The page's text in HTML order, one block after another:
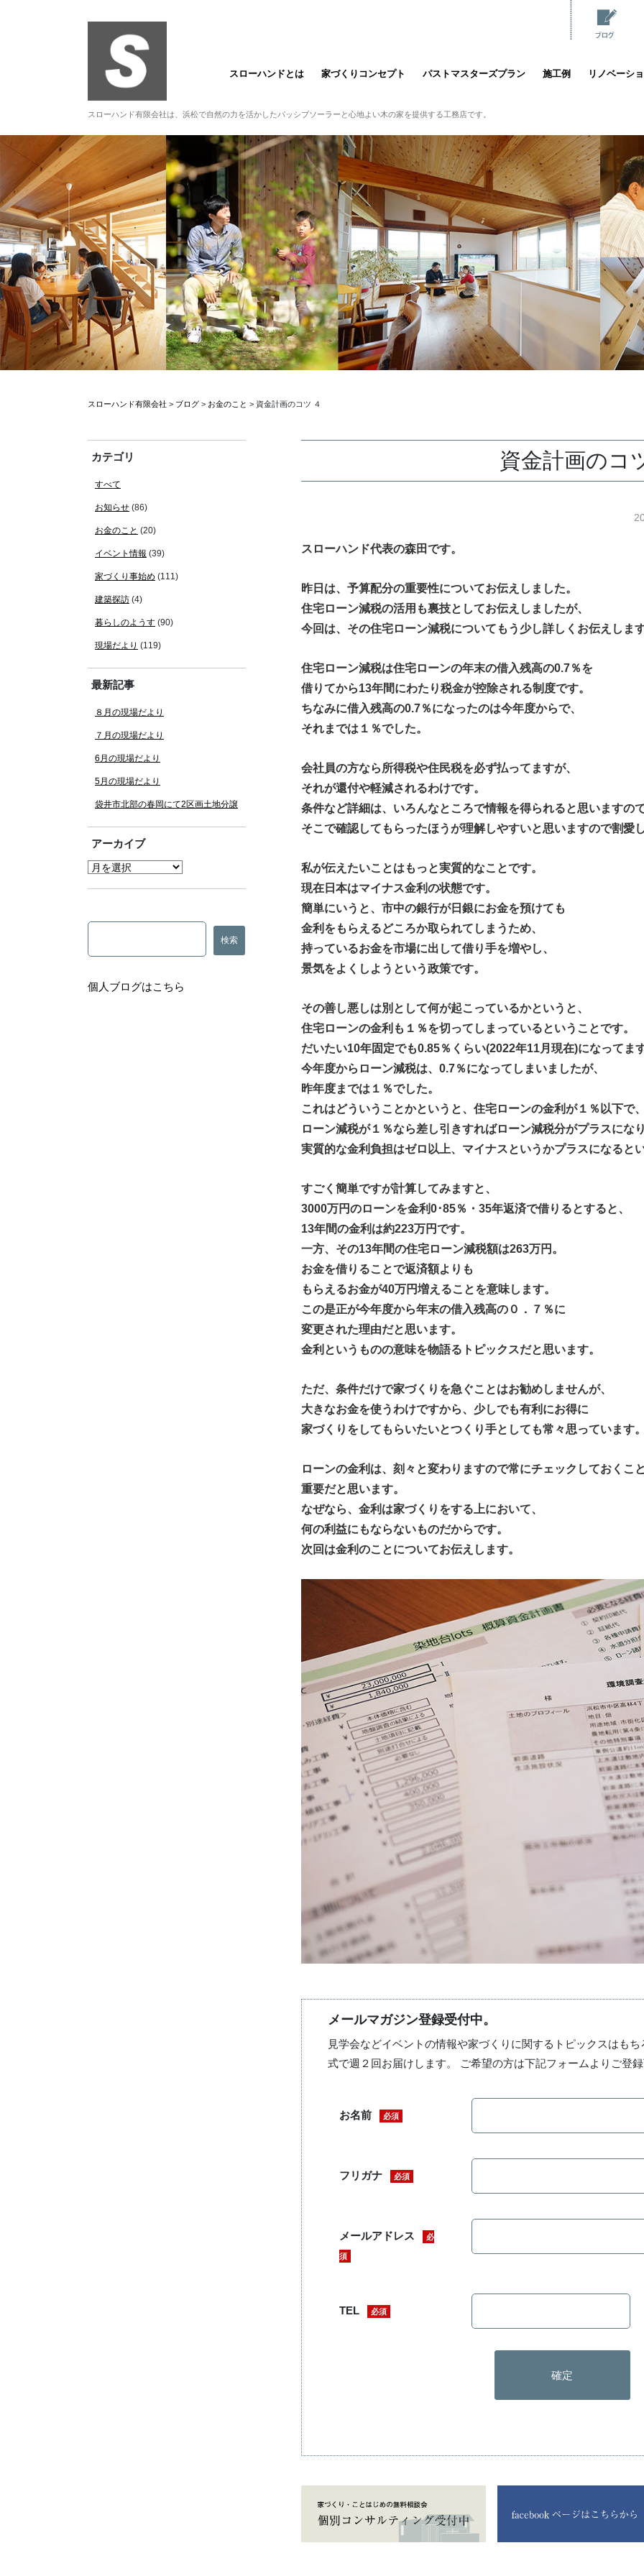
スローハンドとは 家づくりコンセプト パストマスターズプラン 施工例 リノベーシ
スローハンド有限会社は、浜松で自然の力を活かしたパッシブソーラーと心地よい木の家を提供する工務店です。
スローハンド有限会社 > ブログ > お金のこと > 資金計画のコツ ４
資金計画のコ
スローハンド代表の森田です。
昨日は、予算配分の重要性についてお伝えしました。
住宅ローン減税の活用も裏技としてお伝えしましたが、
今回は、その住宅ローン減税についてもう少し詳しくお伝えしま
住宅ローン減税は住宅ローンの年末の借入残高の0.7％を
借りてから13年間にわたり税金が控除される制度です。
ちなみに借入残高の0.7％になったのは今年度からで、
それまでは１％でした。
会社員の方なら所得税や住民税を必ず払ってますが、
それが還付や軽減されるわけです。
条件など詳細は、いろんなところで情報を得られると思いますの
そこで確認してもらったほうが理解しやすいと思いますので割愛
私が伝えたいことはもっと実質的なことです。
現在日本はマイナス金利の状態です。
簡単にいうと、市中の銀行が日銀にお金を預けても
金利をもらえるどころか取られてしまうため、
持っているお金を市場に出して借り手を増やし、
景気をよくしようという政策です。
その善し悪しは別として何が起こっているかというと、
住宅ローンの金利も１％を切ってしまっているということです。
だいたい10年固定でも0.85％くらい(2022年11月現在)になってま
今年度からローン減税は、0.7％になってしまいましたが、
昨年度までは１％でした。
これはどういうことかというと、住宅ローンの金利が１％以下で
ローン減税が１％なら差し引きすればローン減税分がプラスにな
実質的な金利負担はゼロ以上、マイナスというかプラスになると
すごく簡単ですが計算してみますと、
3000万円のローンを金利0･85％・35年返済で借りるとすると、
13年間の金利は約223万円です。
一方、その13年間の住宅ローン減税額は263万円。
お金を借りることで返済額よりも
もらえるお金が40万円増えることを意味します。
この是正が今年度から年末の借入残高の０．７％に
変更された理由だと思います。
金利というものの意味を物語るトピックスだと思います。
ただ、条件だけで家づくりを急ぐことはお勧めしませんが、
大きなお金を使うわけですから、少しでも有利にお得に
家づくりをしてもらいたいとつくり手としても常々思っています
ローンの金利は、刻々と変わりますので常にチェックしておくこ
重要だと思います。
なぜなら、金利は家づくりをする上において、
何の利益にもならないものだからです。
次回は金利のことについてお伝えします。
メールマガジン登録受付中。
見学会などイベントの情報や家づくりに関するトピックスはも
式で週２回お届けします。 ご希望の方は下記フォームよりご登
お名前 必須
フリガナ 必須
メールアドレス 必
須
TEL 必須
カテゴリ
すべて
お知らせ (86)
お金のこと (20)
イベント情報 (39)
家づくり事始め (111)
建築探訪 (4)
暮らしのようす (90)
現場だより (119)
最新記事
８月の現場だより
７月の現場だより
6月の現場だより
5月の現場だより
袋井市北部の春岡にて2区画土地分譲
アーカイブ
個人ブログはこちら